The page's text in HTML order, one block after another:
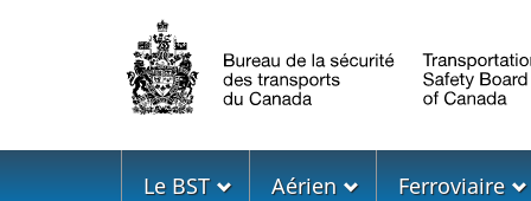
Sélection
de
la
langue
Menu
Le BST Aérien Ferroviaire